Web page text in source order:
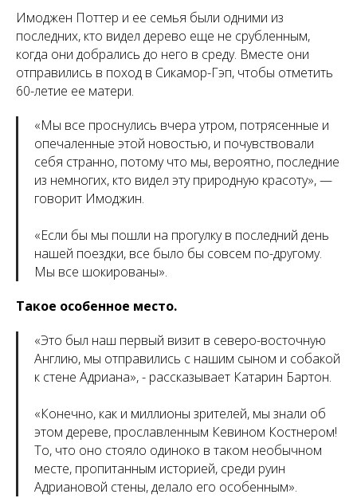
Имоджен Поттер и ее семья были одними из
последних, кто видел дерево еще не срубленным,
когда они добрались до него в среду. Вместе они
отправились в поход в Сикамор-Гэп, чтобы отметить
60-летие ее матери.
«Мы все проснулись вчера утром, потрясенные и
опечаленные этой новостью, и почувствовали
себя странно, потому что мы, вероятно, последние
из немногих, кто видел эту природную красоту», —
говорит Имоджин.
«Если бы мы пошли на прогулку в последний день
нашей поездки, все было бы совсем по-другому.
Мы все шокированы».
Такое особенное место.
«Это был наш первый визит в северо-восточную
Англию, мы отправились с нашим сыном и собакой
к стене Адриана», - рассказывает Катарин Бартон.
«Конечно, как и миллионы зрителей, мы знали об
этом дереве, прославленным Кевином Костнером!
То, что оно стояло одиноко в таком необычном
месте, пропитанным историей, среди руин
Адриановой стены, делало его особенным».